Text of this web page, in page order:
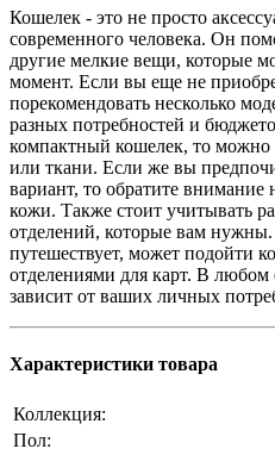
Кошелек - это не просто
современного человека. Он
другие мелкие вещи, которые
момент. Если вы еще не
порекомендовать несколько
разных потребностей и
компактный кошелек, то можно
или ткани. Если же вы
вариант, то обратите внимание
кожи. Также стоит учитывать
отделений, которые вам
путешествует, может подойти
отделениями для карт. В любом
зависит от ваших личных
Характеристики товара
Коллекция:
Пол: